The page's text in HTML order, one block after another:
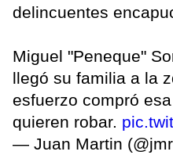
delincuentes
Miguel "Peneque"
llegó su familia a la
esfuerzo compró
quieren robar.
— Juan Martin